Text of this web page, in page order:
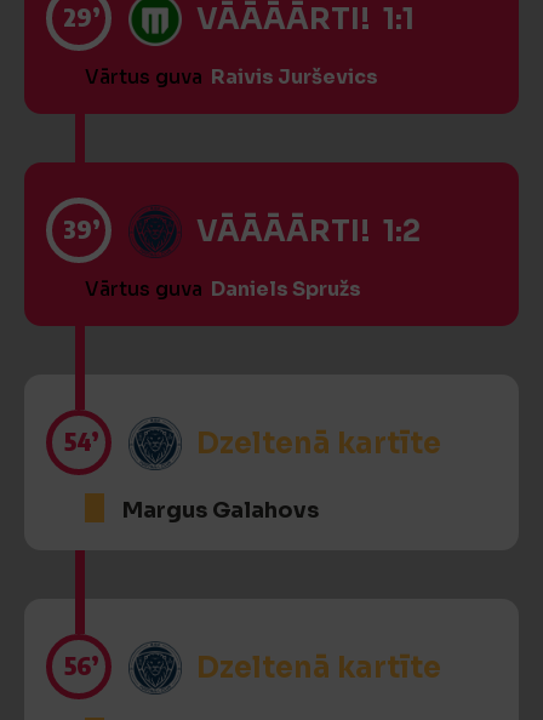
29’ VĀĀĀĀRTI! 1:1
Vārtus guva Raivis Jurševics
39’ VĀĀĀĀRTI! 1:2
Vārtus guva Daniels Spružs
54’ Dzeltenā kartīte
Margus Galahovs
56’ Dzeltenā kartīte